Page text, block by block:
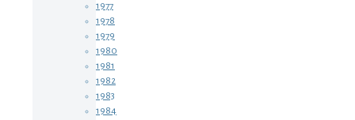
1977
1978
1979
1980
1981
1982
1983
1984